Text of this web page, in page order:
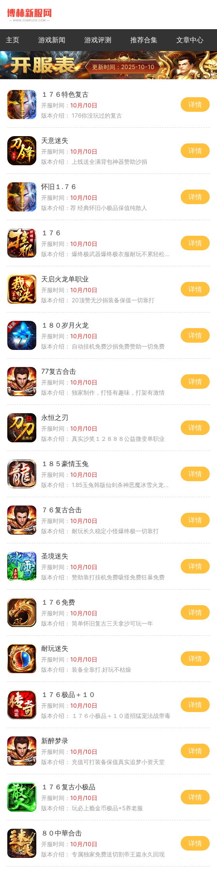
主页 游戏新闻 游戏评测 推荐合集 文章中心
更新时间：2025-10-10
１７６特色复古
开服时间： 10月/10日
版本介绍： 176你没玩过的复古
详情
天意迷失
开服时间： 10月/10日
版本介绍：
上线送全满背包神器赞助沙捐
详情
怀旧１.７６
开服时间： 10月/10日
版本介绍： 荐 经典怀旧小极品保值纯散人
详情
１７６
开服时间： 10月/10日
版本介绍： 爆终极武器爆终极衣服耐玩不累轻松满级
详情
天启火龙单职业
开服时间： 10月/10日
版本介绍： 20顶赞无沙捐装备保值一切靠打
详情
１８０岁月火龙
开服时间： 10月/10日
版本介绍： 自动挂机免费沙捐免费赞助一切免费
详情
77复古合击
开服时间： 10月/10日
版本介绍： 独家制作，打怪有趣味，打架有激情
详情
永恒之刃
开服时间： 10月/10日
版本介绍： 真实沙奖１２８８８公益微变单职业
详情
１８５豪情玉兔
开服时间： 10月/10日
版本介绍： 1.85玉兔韩版仙剑杀神恶魔冰雪火龙神器专属
详情
７６复古合击
开服时间： 10月/10日
版本介绍： 耐玩长久稳定小怪爆终极一切靠打
详情
圣境迷失
开服时间： 10月/10日
版本介绍： 赞助靠打挂机免费吸怪免费狂暴免费
详情
１７６免费
开服时间： 10月/10日
版本介绍： 简单怀旧复古三天拿沙可玩一年
详情
耐玩迷失
开服时间： 10月/10日
版本介绍： 装备全靠打.好玩不枯燥
详情
１７６极品＋１０
开服时间： 10月/10日
版本介绍：
１７６小极品＋１０道招猛宠法战带毒
详情
新醉梦录
开服时间： 10月/10日
版本介绍： 充值可打装备保值真实追梦小资天堂
详情
１７６复古小极品
开服时间： 10月/10日
版本介绍： 玩必上瘾金币极品+5养老服
详情
８０中華合击
开服时间： 10月/10日
版本介绍： 专属独家免费送切割帝王篇永久回现
详情